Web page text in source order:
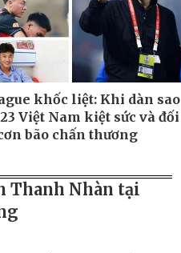
khốc liệt: Khi dàn sao
Việt Nam kiệt sức và đối
bão chấn thương
Thanh Nhàn tại